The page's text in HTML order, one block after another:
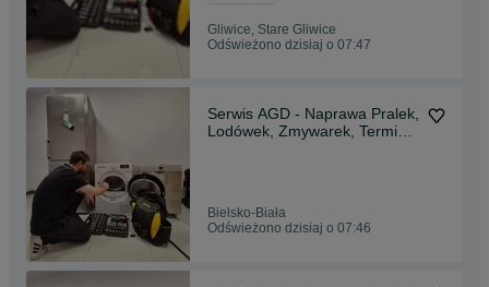
Gliwice, Stare Gliwice
Odświeżono dzisiaj o 07:47
Serwis AGD - Naprawa Pralek,
Lodówek, Zmywarek, Terminy
Bielsko-Biała
Odświeżono dzisiaj o 07:46